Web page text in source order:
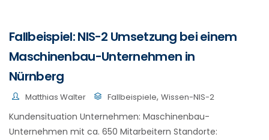
Fallbeispiel: NIS-2 Umsetzung bei einem
Maschinenbau-Unternehmen in
Nürnberg
Matthias Walter Fallbeispiele, Wissen-NIS-2
Kundensituation Unternehmen: Maschinenbau-
Unternehmen mit ca. 650 Mitarbeitern Standorte: